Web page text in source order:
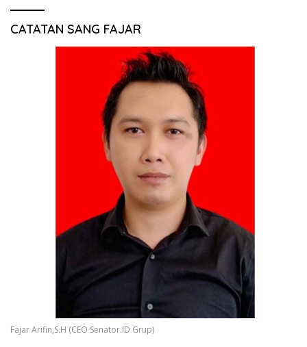
CATATAN SANG FAJAR
Fajar Arifin,S.H (CEO Senator.ID Grup)